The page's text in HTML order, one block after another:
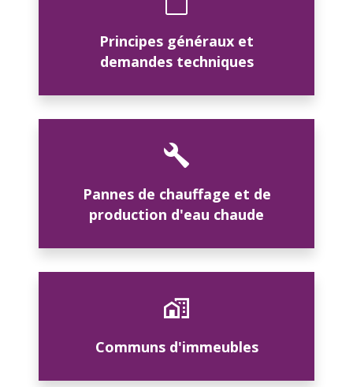
Principes généraux et
demandes techniques
Pannes de chauffage et de
production d'eau chaude
Communs d'immeubles